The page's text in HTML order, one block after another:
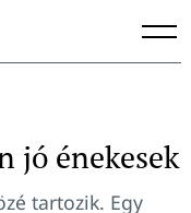
jó énekesek
tartozik. Egy